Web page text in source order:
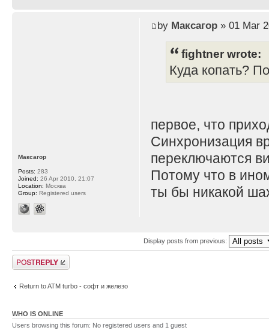
by Максагор» 01 Mar
fightner wrote:
Куда копать?
первое, что
Синхронизация
переключаются
Потому что в
ты бы никакой
Максагор
Posts: 283
Joined: 26 Apr 2010, 21:07
Location: Москва
Group: Registered users
Display posts from previous:
Post a reply
Return to ATM turbo - софт и железо
WHO IS ONLINE
Users browsing this forum: No registered users and 1 guest